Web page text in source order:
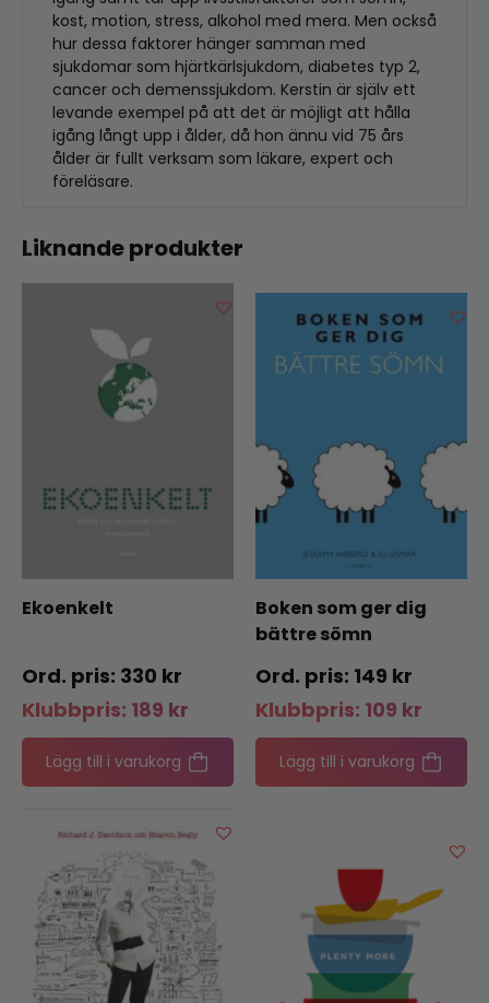
kost, motion, stress, alkohol med mera. Men också
hur dessa faktorer hänger samman med
sjukdomar som hjärtkärlsjukdom, diabetes typ 2,
cancer och demenssjukdom. Kerstin är själv ett
levande exempel på att det är möjligt att hålla
igång långt upp i ålder, då hon ännu vid 75 års
ålder är fullt verksam som läkare, expert och
föreläsare.
Liknande produkter
Ekoenkelt
330 kr
Klubbpris: 189 kr
Lägg till i varukorg
Boken som ger dig
bättre sömn
149 kr
Klubbpris: 109 kr
Lägg till i varukorg